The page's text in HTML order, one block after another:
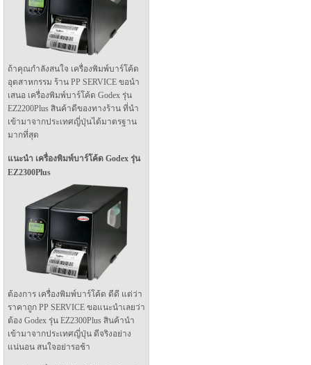
ถ้าคุณกำลังสนใจ เครื่องพิมพ์บาร์โค้ด
อุตสาหกรรม ร้าน PP SERVICE ขอนำ
เสนอ เครื่องพิมพ์บาร์โค้ด Godex รุ่น
EZ2200Plus สินค้าดีของทางร้าน ที่นำ
เข้ามาจากประเทศญี่ปุ่นได้มาตรฐาน
มากที่สุด
แนะนำ เครื่องพิมพ์บาร์โค้ด Godex รุ่น
EZ2300Plus
ต้องการ เครื่องพิมพ์บาร์โค้ด ดีดี แต่ว่า
ราคาถูก PP SERVICE ขอแนะนำเลยว่า
ต้อง Godex รุ่น EZ2300Plus สินค้านำ
เข้ามาจากประเทศญี่ปุ่น ดีจริงอย่าง
แน่นอน สนใจอย่ารอช้า